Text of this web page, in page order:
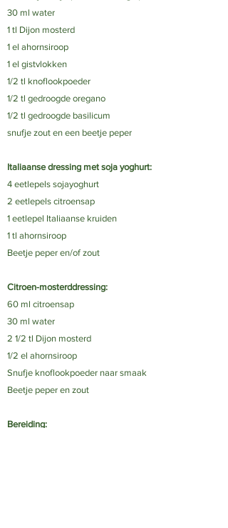
30 ml water
1 tl Dijon mosterd
1 el ahornsiroop
1 el gistvlokken
1/2 tl knoflookpoeder
1/2 tl gedroogde oregano
1/2 tl gedroogde basilicum
snufje zout en een beetje peper
Italiaanse dressing met soja yoghurt:
4 eetlepels sojayoghurt
2 eetlepels citroensap
1 eetlepel Italiaanse kruiden
1 tl ahornsiroop
Beetje peper en/of zout
Citroen-mosterddressing:
60 ml citroensap
30 ml water
2 1/2 tl Dijon mosterd
1/2 el ahornsiroop
Snufje knoflookpoeder naar smaak
Beetje peper en zout
Bereiding: